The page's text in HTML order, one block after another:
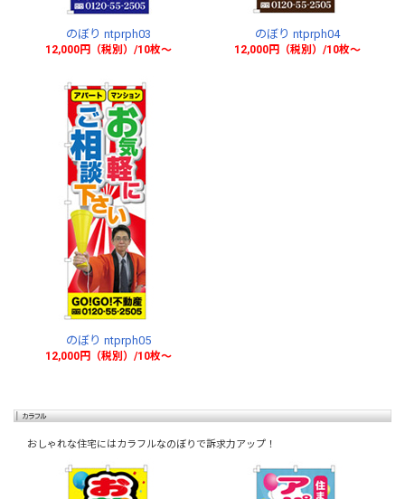
のぼり ntprph03
12,000円（税別）/10枚〜
のぼり ntprph04
12,000円（税別）/10枚〜
のぼり ntprph05
12,000円（税別）/10枚〜
おしゃれな住宅にはカラフルなのぼりで訴求力アップ！